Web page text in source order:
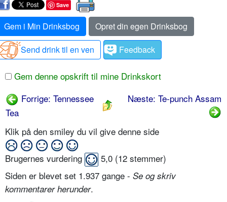
Save
Gem i Min Drinksbog
Opret din egen Drinksbog
Send drink til en ven
Feedback
Gem denne opskrift til mine Drinkskort
Forrige: Tennessee
Tea
Næste: Te-punch Assam
Klik på den smiley du vil give denne side
Brugernes vurdering 5,0 (12 stemmer)
Siden er blevet set 1.937 gange - Se og skriv
kommentarer herunder.